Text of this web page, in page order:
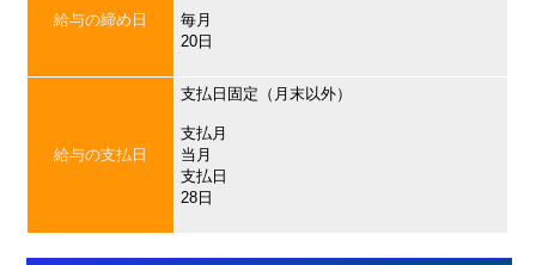
給与の締め日
毎月
20日
給与の支払日
支払日固定（月末以外）
支払月
当月
支払日
28日